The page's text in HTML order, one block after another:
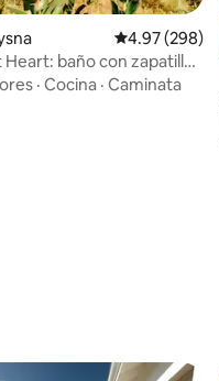
5, 43 reseñas
Calificación
4.97 (298)
baño con zapatillas
· Cocina · Caminata